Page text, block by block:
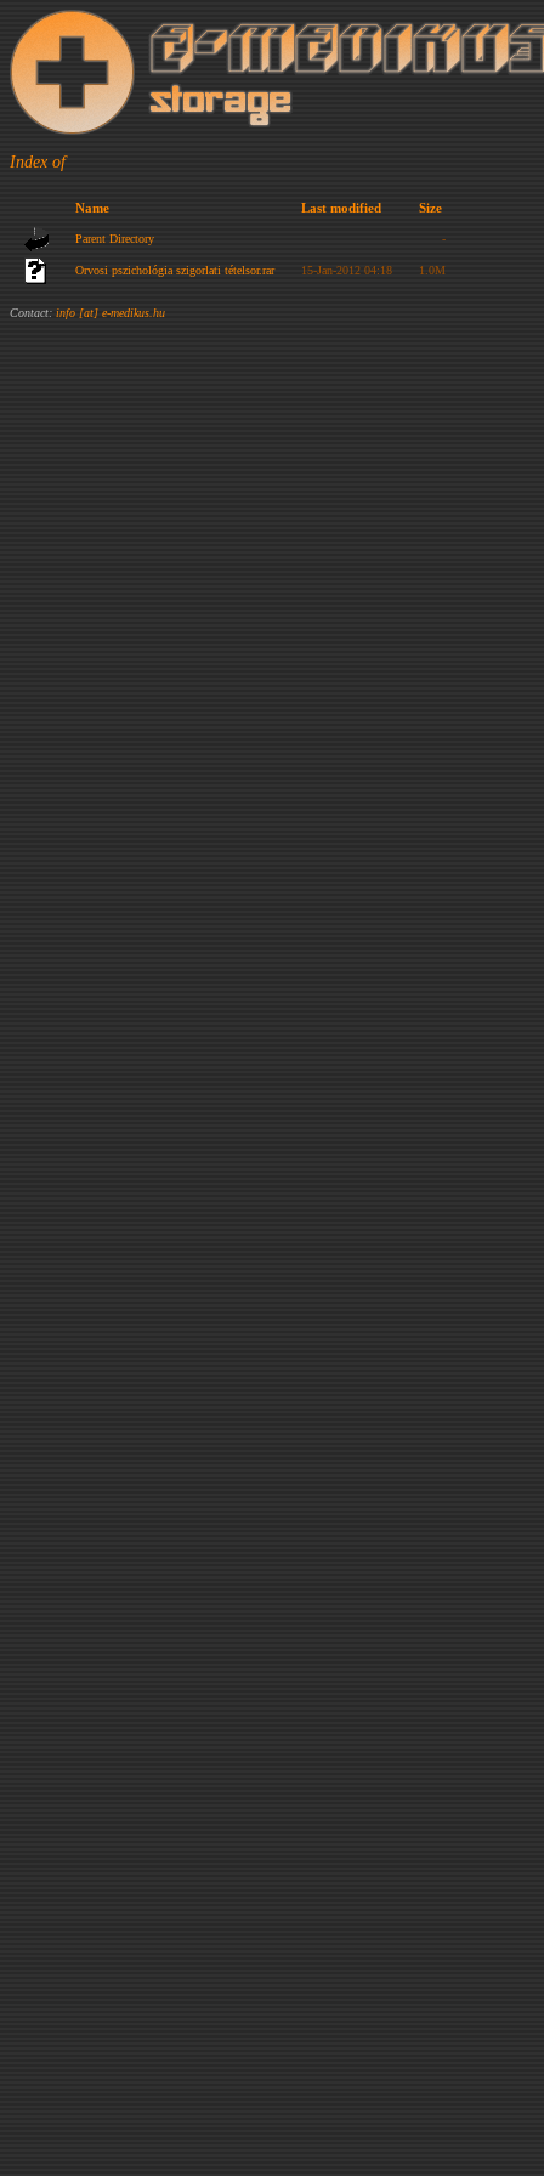
Index of
Name Last modified Size
Parent Directory -
Orvosi pszichológia szigorlati tételsor.rar 15-Jan-2012 04:18 1.0M
Contact: info [at] e-medikus.hu